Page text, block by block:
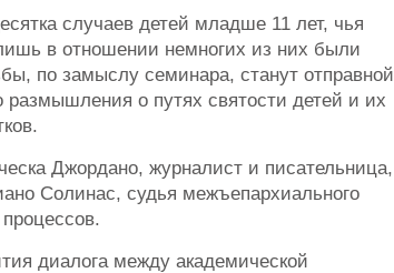
случаев детей младше 11 лет, чья
в отношении немногих из них были
по замыслу семинара, станут отправной
размышления о путях святости детей и их
Джордано, журналист и писательница,
Солинас, судья межъепархиального
диалога между академической